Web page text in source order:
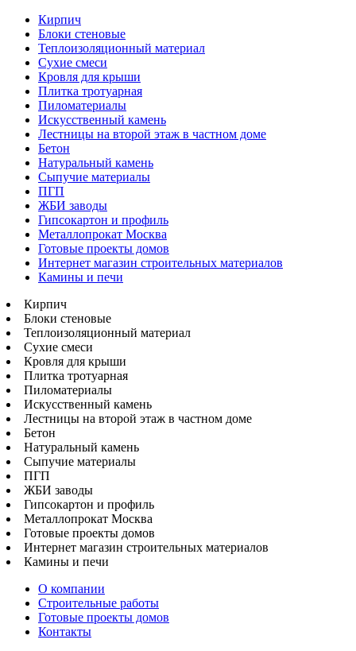
Кирпич
Блоки стеновые
Теплоизоляционный материал
Сухие смеси
Кровля для крыши
Плитка тротуарная
Пиломатериалы
Искусственный камень
Лестницы на второй этаж в частном доме
Бетон
Натуральный камень
Сыпучие материалы
ПГП
ЖБИ заводы
Гипсокартон и профиль
Металлопрокат Москва
Готовые проекты домов
Интернет магазин строительных материалов
Камины и печи
Кирпич
Блоки стеновые
Теплоизоляционный материал
Сухие смеси
Кровля для крыши
Плитка тротуарная
Пиломатериалы
Искусственный камень
Лестницы на второй этаж в частном доме
Бетон
Натуральный камень
Сыпучие материалы
ПГП
ЖБИ заводы
Гипсокартон и профиль
Металлопрокат Москва
Готовые проекты домов
Интернет магазин строительных материалов
Камины и печи
О компании
Строительные работы
Готовые проекты домов
Контакты